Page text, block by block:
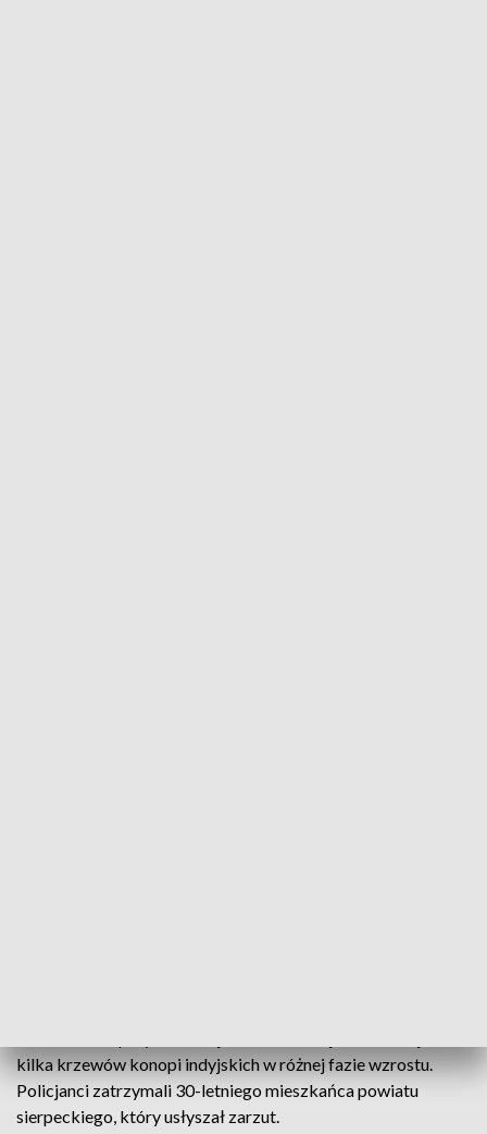
kilka krzewów konopi indyjskich w różnej fazie wzrostu.
Policjanci zatrzymali 30-letniego mieszkańca powiatu
sierpeckiego, który usłyszał zarzut.